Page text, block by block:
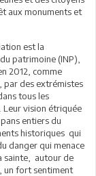
aux monuments et
est la
patrimoine (INP),
2012, comme
par des extrémistes
tous les
Leur vision étriquée
entiers du
historiques qui
danger qui menace
sainte, autour de
un fort sentiment